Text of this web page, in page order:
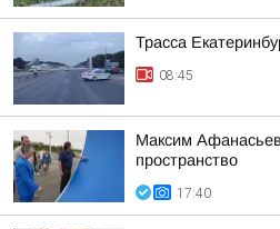
Трасса
08:45
Максим
пространство
17:40